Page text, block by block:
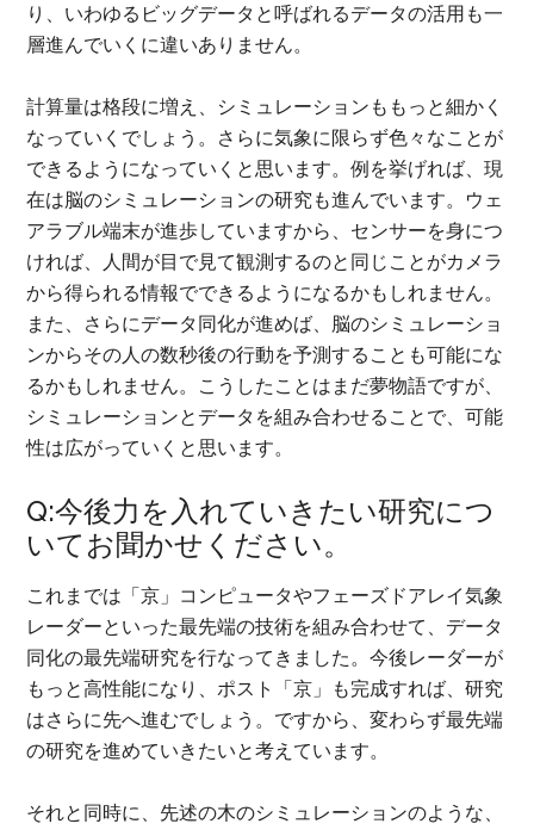
り、いわゆるビッグデータと呼ばれるデータの活用も一
層進んでいくに違いありません。
計算量は格段に増え、シミュレーションももっと細かく
なっていくでしょう。さらに気象に限らず色々なことが
できるようになっていくと思います。例を挙げれば、現
在は脳のシミュレーションの研究も進んでいます。ウェ
アラブル端末が進歩していますから、センサーを身につ
ければ、人間が目で見て観測するのと同じことがカメラ
から得られる情報でできるようになるかもしれません。
また、さらにデータ同化が進めば、脳のシミュレーショ
ンからその人の数秒後の行動を予測することも可能にな
るかもしれません。こうしたことはまだ夢物語ですが、
シミュレーションとデータを組み合わせることで、可能
性は広がっていくと思います。
Q:今後力を入れていきたい研究につ
いてお聞かせください。
これまでは「京」コンピュータやフェーズドアレイ気象
レーダーといった最先端の技術を組み合わせて、データ
同化の最先端研究を行なってきました。今後レーダーが
もっと高性能になり、ポスト「京」も完成すれば、研究
はさらに先へ進むでしょう。ですから、変わらず最先端
の研究を進めていきたいと考えています。
それと同時に、先述の木のシミュレーションのような、